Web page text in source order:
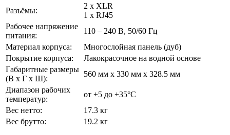
Разъёмы:
2 х XLR
1 х RJ45
Рабочее напряжение
питания:
110 – 240 В, 50/60 Гц
Материал корпуса:
Многослойная панель (дуб)
Покрытие корпуса:
Лакокрасочное на водной основе
Габаритные размеры
(В х Г х Ш):
560 мм х 330 мм х 328.5 мм
Диапазон рабочих
температур:
от +5 до +35°С
Вес нетто:
17.3 кг
Вес брутто:
19.2 кг